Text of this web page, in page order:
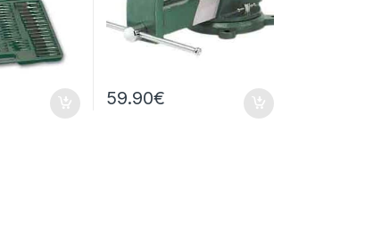
59.90€